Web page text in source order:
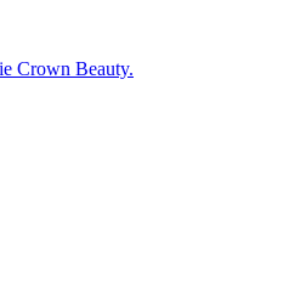
Crown Beauty.